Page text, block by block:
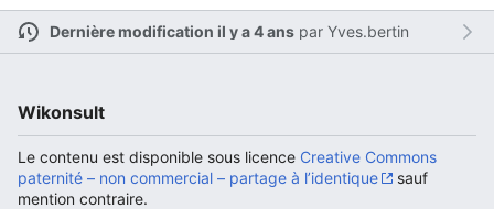
Ouvrir le menu principal
Dernière modification il y a 4 anspar Yves.bertin
Wikonsult
Le contenu est disponible sous licence Creative Commons
paternité – non commercial – partage à l’identique
sauf
mention contraire.